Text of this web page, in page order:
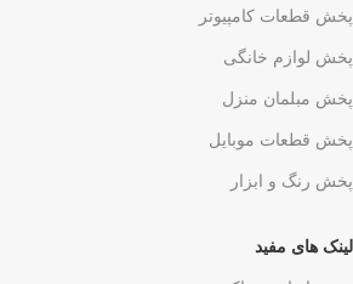
پخش قطعات کامپیوتر
پخش لوازم خانگی
پخش مبلمان منزل
پخش قطعات موبایل
پخش رنگ و ابزار
لینک های مفید